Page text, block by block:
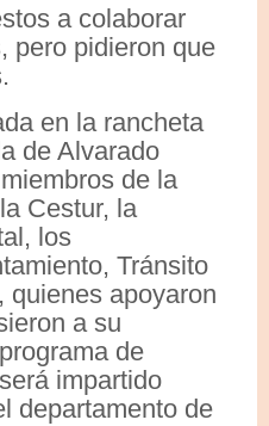
a colaborar
pero pidieron que
en la rancheta
de Alvarado
de la
Cestur, la
los
Tránsito
quienes apoyaron
a su
de
impartido
departamento de